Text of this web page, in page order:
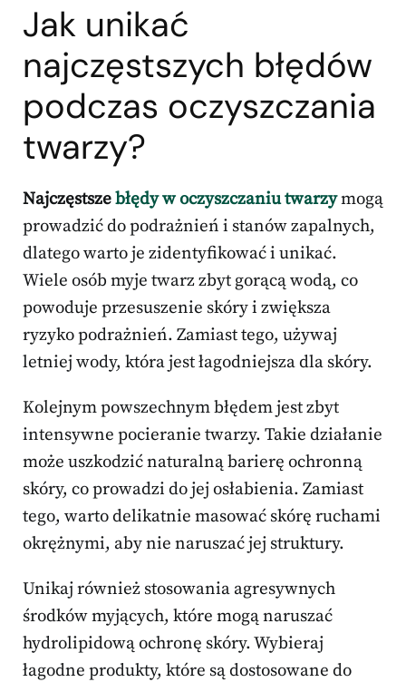
Jak unikać
najczęstszych błędów
podczas oczyszczania
twarzy?
Najczęstszebłędy w oczyszczaniu twarzymogą
prowadzić do podrażnień i stanów zapalnych,
dlatego warto je zidentyfikować i unikać.
Wiele osób myje twarz zbyt gorącą wodą, co
powoduje przesuszenie skóry i zwiększa
ryzyko podrażnień. Zamiast tego, używaj
letniej wody, która jest łagodniejsza dla skóry.
Kolejnym powszechnym błędem jest zbyt
intensywne pocieranie twarzy. Takie działanie
może uszkodzić naturalną barierę ochronną
skóry, co prowadzi do jej osłabienia. Zamiast
tego, warto delikatnie masować skórę ruchami
okrężnymi, aby nie naruszać jej struktury.
Unikaj również stosowania agresywnych
środków myjących, które mogą naruszać
hydrolipidową ochronę skóry. Wybieraj
łagodne produkty, które są dostosowane do